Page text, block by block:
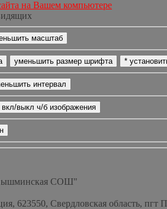
на Вашем компьютере
СОШ"
623550, Свердловская область,